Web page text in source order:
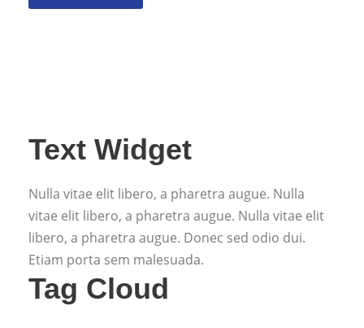
Text Widget
Nulla vitae elit libero, a pharetra augue. Nulla
vitae elit libero, a pharetra augue. Nulla vitae elit
libero, a pharetra augue. Donec sed odio dui.
Etiam porta sem malesuada.
Tag Cloud